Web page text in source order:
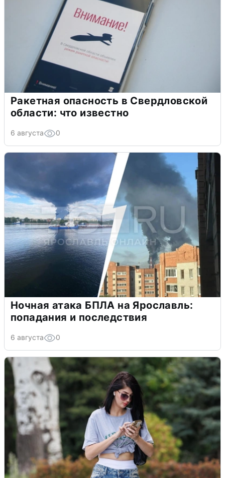
Ракетная опасность в Свердловской
области: что известно
6 августа 0
Ночная атака БПЛА на Ярославль:
попадания и последствия
6 августа 0